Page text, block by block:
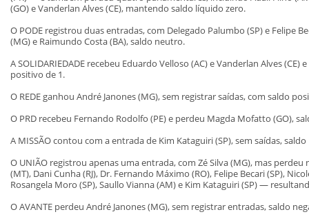
(GO) e Vanderlan Alves (CE), mantendo saldo líquido zero.
O PODE registrou duas entradas, com Delegado Palumbo (SP) e Felipe
(MG) e Raimundo Costa (BA), saldo neutro.
A SOLIDARIEDADE recebeu Eduardo Velloso (AC) e Vanderlan Alves
positivo de 1.
O REDE ganhou André Janones (MG), sem registrar saídas, com saldo
O PRD recebeu Fernando Rodolfo (PE) e perdeu Magda Mofatto (GO),
A MISSÃO contou com a entrada de Kim Kataguiri (SP), sem saídas,
O UNIÃO registrou apenas uma entrada, com Zé Silva (MG), mas
(MT), Dani Cunha (RJ), Dr. Fernando Máximo (RO), Felipe Becari (SP),
Rosangela Moro (SP), Saullo Vianna (AM) e Kim Kataguiri (SP) —
O AVANTE perdeu André Janones (MG), sem registrar entradas, saldo